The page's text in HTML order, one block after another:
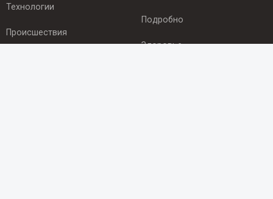
Технологии
Происшествия
Подробно
Здоровье